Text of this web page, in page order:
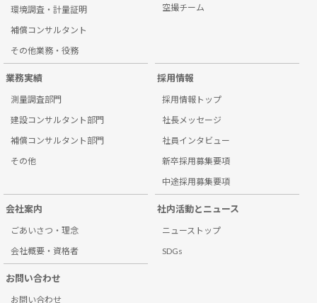
環境調査・計量証明
補償コンサルタント
その他業務・役務
空撮チーム
業務実績
測量調査部門
建設コンサルタント部門
補償コンサルタント部門
その他
採用情報
採用情報トップ
社長メッセージ
社員インタビュー
新卒採用募集要項
中途採用募集要項
会社案内
ごあいさつ・理念
会社概要・資格者
社内活動とニュース
ニューストップ
SDGs
お問い合わせ
お問い合わせ